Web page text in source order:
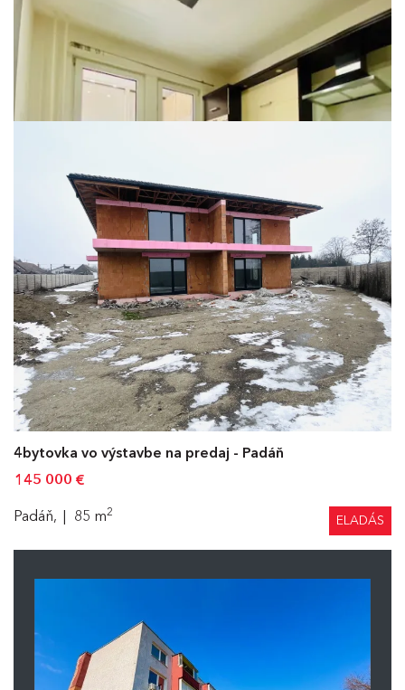
4bytovka vo výstavbe na predaj - Padáň
145 000 €
Padáň, 85 m2
ELADÁS